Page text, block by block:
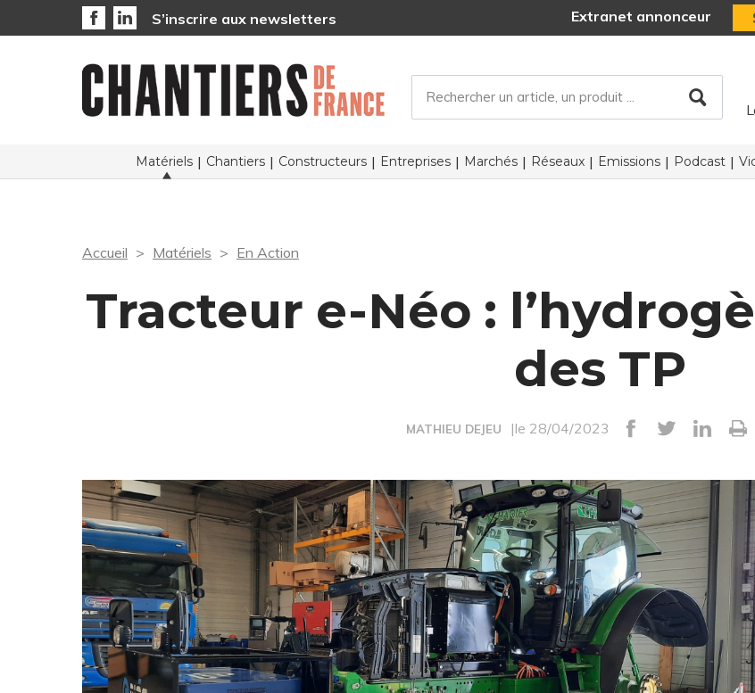
S’inscrire aux newsletters Extranet annonceur
Matériels Chantiers Constructeurs Entreprises Marchés Réseaux Emissions Podcast
Accueil Matériels En Action
Tracteur e-Néo :
des TP
MATHIEU DEJEU |le 28/04/2023